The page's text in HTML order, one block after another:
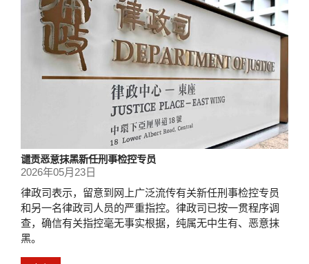
谴责恶意抹黑新任刑事检控专员
2026年05月23日
律政司表示，留意到网上广泛流传有关新任刑事检控专员
和另一名律政司人员的严重指控。律政司已按一贯程序调
查，确信有关指控毫无事实根据，纯属无中生有、恶意抹
黑。